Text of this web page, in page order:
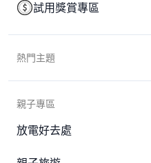
試用獎賞專區
熱門主題
親子專區
放電好去處